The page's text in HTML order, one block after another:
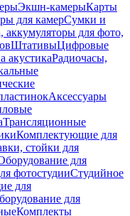
Экшн-камерыКарты
для камерСумки и
аккумуляторы для фото,
ШтативыЦифровые
акустикаРадиочасы,
Аксессуары
Трансляционные
Комплектующие для
стойки для
для
фотостудииСтудийное
для
для
Комплекты